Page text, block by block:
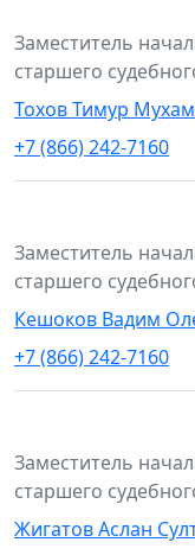
Заместитель
старшего
Тохов Тимур
+7 (866) 242-7160
Заместитель
старшего
Кешоков Вадим
+7 (866) 242-7160
Заместитель
старшего
Жигатов Аслан